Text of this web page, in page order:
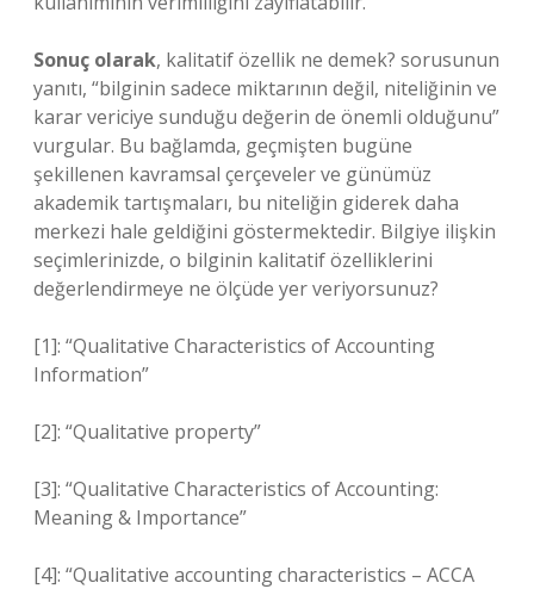
Sonuç olarak, kalitatif özellik ne demek? sorusunun
yanıtı, “bilginin sadece miktarının değil, niteliğinin ve
karar vericiye sunduğu değerin de önemli olduğunu”
vurgular. Bu bağlamda, geçmişten bugüne
şekillenen kavramsal çerçeveler ve günümüz
akademik tartışmaları, bu niteliğin giderek daha
merkezi hale geldiğini göstermektedir. Bilgiye ilişkin
seçimlerinizde, o bilginin kalitatif özelliklerini
değerlendirmeye ne ölçüde yer veriyorsunuz?
[1]: “Qualitative Characteristics of Accounting
Information”
[2]: “Qualitative property”
[3]: “Qualitative Characteristics of Accounting:
Meaning & Importance”
[4]: “Qualitative accounting characteristics – ACCA